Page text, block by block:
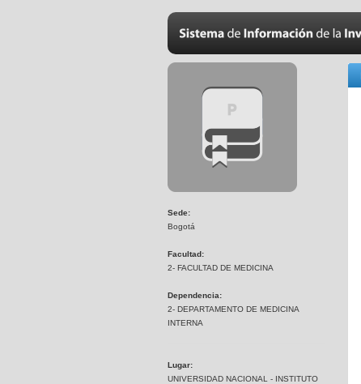
Sede:
Bogotá
Facultad:
2- FACULTAD DE MEDICINA
Dependencia:
2- DEPARTAMENTO DE MEDICINA
INTERNA
Lugar:
UNIVERSIDAD NACIONAL - INSTITUTO